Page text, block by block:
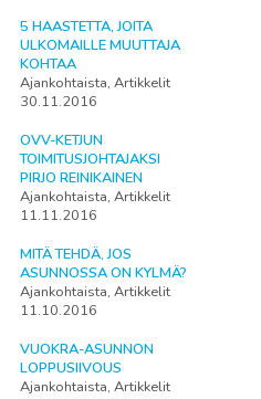
5 HAASTETTA, JOITA
ULKOMAILLE MUUTTAJA
KOHTAA
Ajankohtaista, Artikkelit
30.11.2016
OVV-KETJUN
TOIMITUSJOHTAJAKSI
PIRJO REINIKAINEN
Ajankohtaista, Artikkelit
11.11.2016
MITÄ TEHDÄ, JOS
ASUNNOSSA ON KYLMÄ?
Ajankohtaista, Artikkelit
11.10.2016
VUOKRA-ASUNNON
LOPPUSIIVOUS
Ajankohtaista, Artikkelit